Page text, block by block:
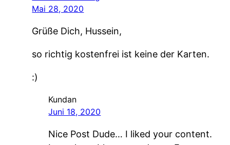
Mai 28, 2020
Grüße Dich, Hussein,
so richtig kostenfrei ist keine der Karten.
:)
Kundan
Juni 18, 2020
Nice Post Dude… I liked your content.